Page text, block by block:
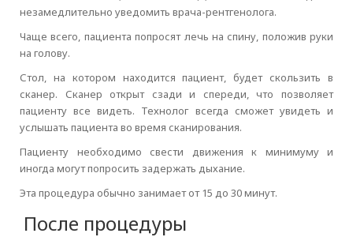
незамедлительно уведомить врача-рентгенолога.
Чаще всего, пациента попросят лечь на спину, положив руки
на голову.
Стол, на котором находится пациент, будет скользить в
сканер. Сканер открыт сзади и спереди, что позволяет
пациенту все видеть. Технолог всегда сможет увидеть и
услышать пациента во время сканирования.
Пациенту необходимо свести движения к минимуму и
иногда могут попросить задержать дыхание.
Эта процедура обычно занимает от 15 до 30 минут.
После процедуры